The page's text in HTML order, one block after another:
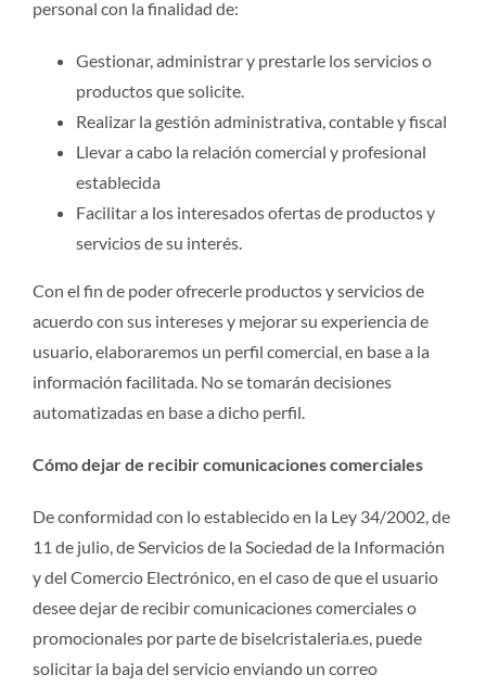
personal con la finalidad de:
Gestionar, administrar y prestarle los servicios o
productos que solicite.
Realizar la gestión administrativa, contable y fiscal
Llevar a cabo la relación comercial y profesional
establecida
Facilitar a los interesados ofertas de productos y
servicios de su interés.
Con el fin de poder ofrecerle productos y servicios de
acuerdo con sus intereses y mejorar su experiencia de
usuario, elaboraremos un perfil comercial, en base a la
información facilitada. No se tomarán decisiones
automatizadas en base a dicho perfil.
Cómo dejar de recibir comunicaciones comerciales
De conformidad con lo establecido en la Ley 34/2002, de
11 de julio, de Servicios de la Sociedad de la Información
y del Comercio Electrónico, en el caso de que el usuario
desee dejar de recibir comunicaciones comerciales o
promocionales por parte de biselcristaleria.es, puede
solicitar la baja del servicio enviando un correo